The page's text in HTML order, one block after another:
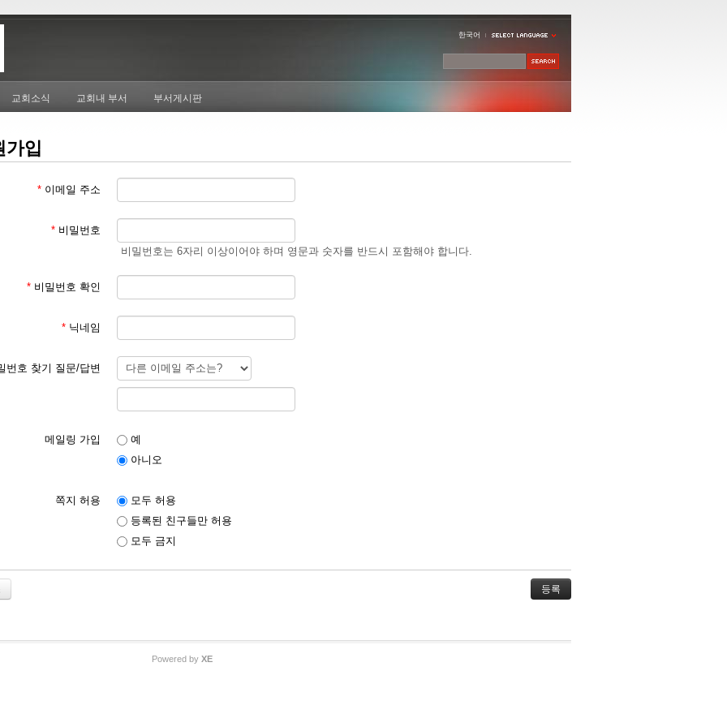
한국어
교회소식 교회내 부서 부서게시판
가입
* 이메일 주소
* 비밀번호
비밀번호는 6자리 이상이어야 하며 영문과 숫자를 반드시 포함해야 합니다.
* 비밀번호 확인
* 닉네임
번호 찾기 질문/답변
메일링 가입
예
아니오
쪽지 허용
모두 허용
등록된 친구들만 허용
모두 금지
Powered by XE